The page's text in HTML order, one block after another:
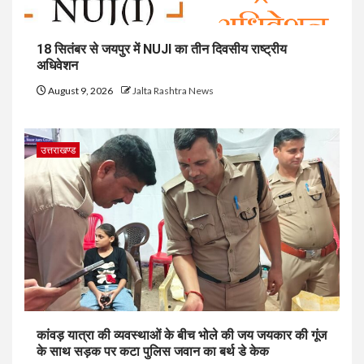
18 सितंबर से जयपुर में NUJI का तीन दिवसीय राष्ट्रीय
अधिवेशन
August 9, 2026 Jalta Rashtra News
उत्तराखण्ड
कांवड़ यात्रा की व्यवस्थाओं के बीच भोले की जय जयकार की गूंज
के साथ सड़क पर कटा पुलिस जवान का बर्थ डे केक